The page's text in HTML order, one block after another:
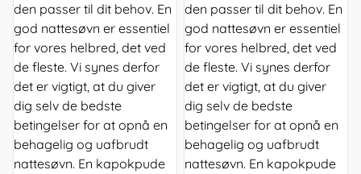
den passer til dit behov. En
god nattesøvn er essentiel
for vores helbred, det ved
de fleste. Vi synes derfor
det er vigtigt, at du giver
dig selv de bedste
betingelser for at opnå en
behagelig og uafbrudt
nattesøvn. En kapokpude
den passer til dit behov. En
god nattesøvn er essentiel
for vores helbred, det ved
de fleste. Vi synes derfor
det er vigtigt, at du giver
dig selv de bedste
betingelser for at opnå en
behagelig og uafbrudt
nattesøvn. En kapokpude